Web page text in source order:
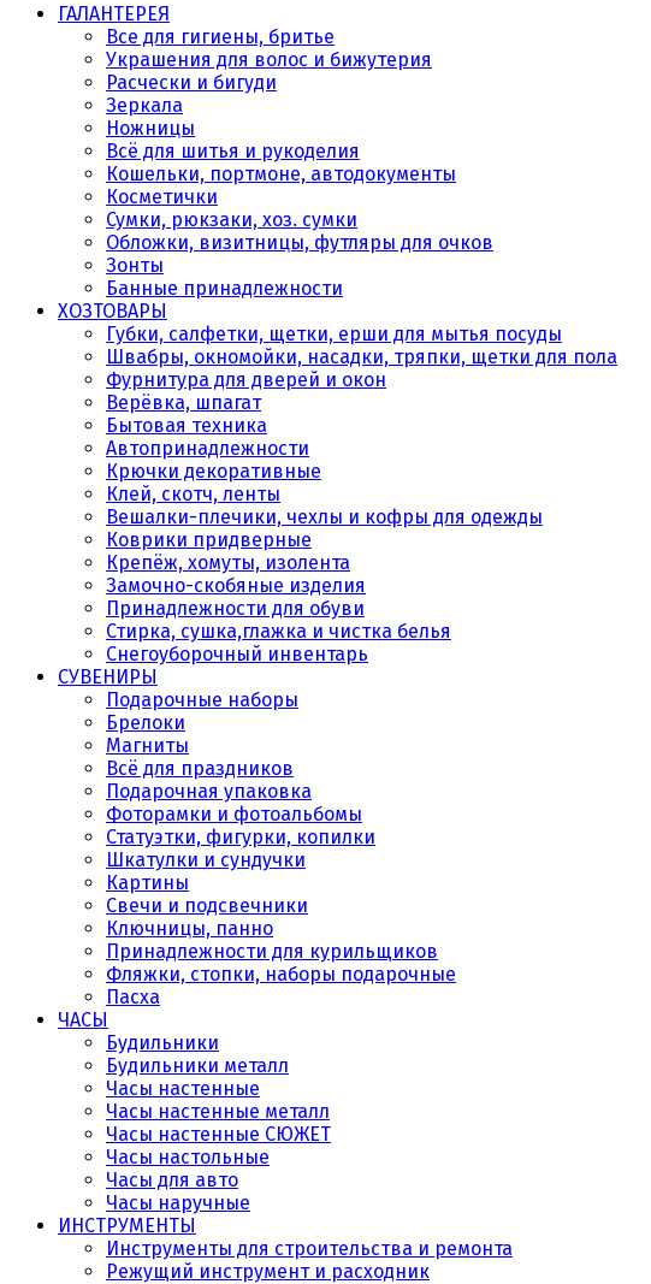
ГАЛАНТЕРЕЯ
Все для гигиены, бритье
Украшения для волос и бижутерия
Расчески и бигуди
Зеркала
Ножницы
Всё для шитья и рукоделия
Кошельки, портмоне, автодокументы
Косметички
Сумки, рюкзаки, хоз. сумки
Обложки, визитницы, футляры для очков
Зонты
Банные принадлежности
ХОЗТОВАРЫ
Губки, салфетки, щетки, ерши для мытья посуды
Швабры, окномойки, насадки, тряпки, щетки для пола
Фурнитура для дверей и окон
Верёвка, шпагат
Бытовая техника
Автопринадлежности
Крючки декоративные
Клей, скотч, ленты
Вешалки-плечики, чехлы и кофры для одежды
Коврики придверные
Крепёж, хомуты, изолента
Замочно-скобяные изделия
Принадлежности для обуви
Стирка, сушка,глажка и чистка белья
Снегоуборочный инвентарь
СУВЕНИРЫ
Подарочные наборы
Брелоки
Магниты
Всё для праздников
Подарочная упаковка
Фоторамки и фотоальбомы
Статуэтки, фигурки, копилки
Шкатулки и сундучки
Картины
Свечи и подсвечники
Ключницы, панно
Принадлежности для курильщиков
Фляжки, стопки, наборы подарочные
Пасха
ЧАСЫ
Будильники
Будильники металл
Часы настенные
Часы настенные металл
Часы настенные СЮЖЕТ
Часы настольные
Часы для авто
Часы наручные
ИНСТРУМЕНТЫ
Инструменты для строительства и ремонта
Режущий инструмент и расходник